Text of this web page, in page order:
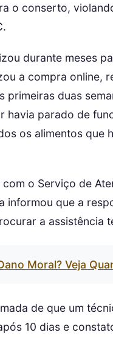
o conserto,
durante meses
a compra online,
duas
havia parado de
os alimentos que
o Serviço de
informou que a
a assistência
Moral? Veja
de que um
10 dias e